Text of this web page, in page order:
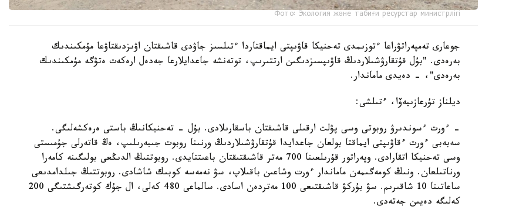
Фото: Экология және табиғи ресурстар министрлігі
جوعارى تەمپەراتۋراعا ءتوزىمدى تەحنيكا قاۋىپتى ايماقتاردا ءتىلسىز جاۋدى قاشىقتان اۋىزدىقتاۋعا مۇمكىندىك
بەرەدى. "بۇل قۇتقارۋشىلاردىڭ قاۋىپسىزدىگىن ارتتىرىپ، توتەنشە جاعدايلارعا جەدەل ارەكەت ەتۋگە مۇمكىندىك
بەرەدى"، - دەيدى ماماندار.
ديلناز تۇرعازىيەۆا، ءتىلشى:
- ءورت ءسوندىرۋ روبوتى وسى پۋلت ارقىلى قاشىقتان باسقارىلادى. بۇل - تەحنيكانىڭ باستى ەرەكشەلىگى.
سەبەبى ءورت ءقاۋىپتى ايماقتا بولعان جاعدايدا قۇتقارۋشىلاردىڭ ورنىنا روبوت جىبەرىلىپ، ەڭ قاتەرلى جۇمىستى
وسى تەحنيكا اتقارادى. وپەراتور قۇرىلعىنا 700 مەتر قاشىقتىقتان باعىتتايدى. روبوتتىڭ الدىڭعى بولىگىنە كامەرا
ورناتىلعان. ونىڭ كومەگىمەن ماماندار ءورت وشاعىن باقىلاپ، سۋ نەمەسە كوبىك شاشادى. روبوتتىڭ جىلدامدىعى
ساعاتىنا 10 شاقىرىم. سۋ بۇركۋ قاشىقتىعى 100 مەتردەن اسادى. سالماعى 480 كەلى، ال جۇك كوتەرگىشتىگى 200
كەلىگە دەيىن جەتەدى.